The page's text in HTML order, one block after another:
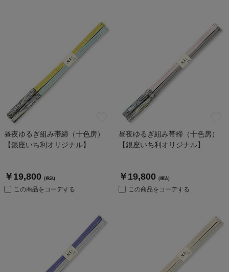
昼夜ゆるぎ組み帯締（十色房）
【銀座いち利オリジナル】
￥19,800 (税込)
この商品をコーデする
昼夜ゆるぎ組み帯締（十色房）
【銀座いち利オリジナル】
￥19,800 (税込)
この商品をコーデする